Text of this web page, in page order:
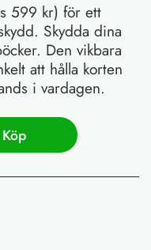
599 kr) för ett
Skydda dina
Den vikbara
att hålla korten
i vardagen.
Köp